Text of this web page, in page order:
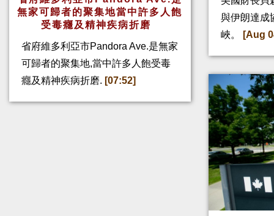
無家可歸者的聚集地當中許多人飽
受毒癮及精神疾病折磨
省府維多利亞市Pandora Ave.是無家
可歸者的聚集地,當中許多人飽受毒
癮及精神疾病折磨. [07:52]
與伊朗達成
峽。
[Aug